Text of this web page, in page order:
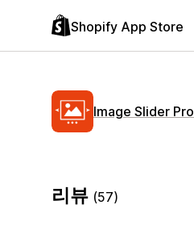
Shopify App Store
Image Slider Pro
리뷰 (57)